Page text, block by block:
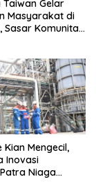
Taiwan Gelar
Masyarakat di
Sasar Komunitas
Kian Mengecil,
Inovasi
Niaga